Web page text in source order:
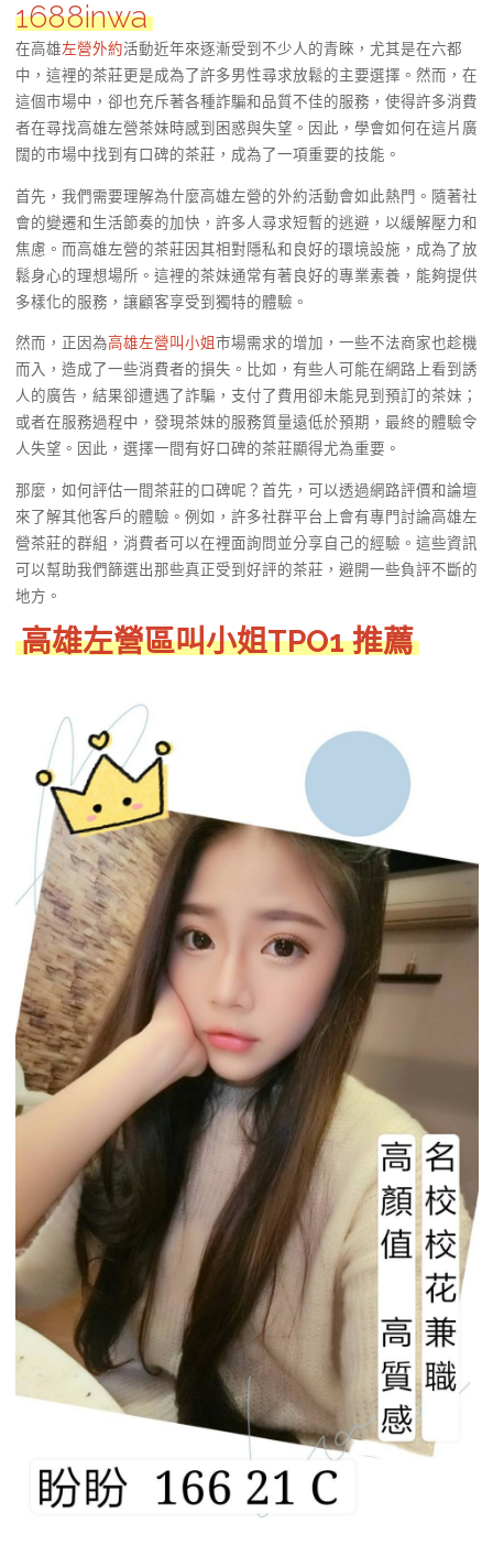
1688inwa
在高雄左營外約活動近年來逐漸受到不少人的青睞，尤其是在六都
中，這裡的茶莊更是成為了許多男性尋求放鬆的主要選擇。然而，在
這個市場中，卻也充斥著各種詐騙和品質不佳的服務，使得許多消費
者在尋找高雄左營茶妹時感到困惑與失望。因此，學會如何在這片廣
闊的市場中找到有口碑的茶莊，成為了一項重要的技能。
首先，我們需要理解為什麼高雄左營的外約活動會如此熱門。隨著社
會的變遷和生活節奏的加快，許多人尋求短暫的逃避，以緩解壓力和
焦慮。而高雄左營的茶莊因其相對隱私和良好的環境設施，成為了放
鬆身心的理想場所。這裡的茶妹通常有著良好的專業素養，能夠提供
多樣化的服務，讓顧客享受到獨特的體驗。
然而，正因為高雄左營叫小姐市場需求的增加，一些不法商家也趁機
而入，造成了一些消費者的損失。比如，有些人可能在網路上看到誘
人的廣告，結果卻遭遇了詐騙，支付了費用卻未能見到預訂的茶妹；
或者在服務過程中，發現茶妹的服務質量遠低於預期，最終的體驗令
人失望。因此，選擇一間有好口碑的茶莊顯得尤為重要。
那麼，如何評估一間茶莊的口碑呢？首先，可以透過網路評價和論壇
來了解其他客戶的體驗。例如，許多社群平台上會有專門討論高雄左
營茶莊的群組，消費者可以在裡面詢問並分享自己的經驗。這些資訊
可以幫助我們篩選出那些真正受到好評的茶莊，避開一些負評不斷的
地方。
高雄左營區叫小姐TPO1 推薦